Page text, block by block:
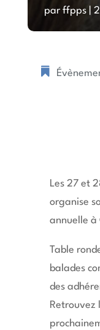
par ffpps|
Les 27 et
organise
annuelle à
Table
balades
des
Retrouvez